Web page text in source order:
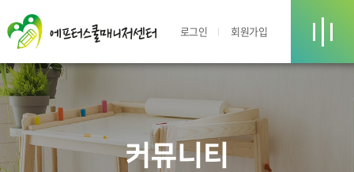
로그인 회원가입
커뮤니티